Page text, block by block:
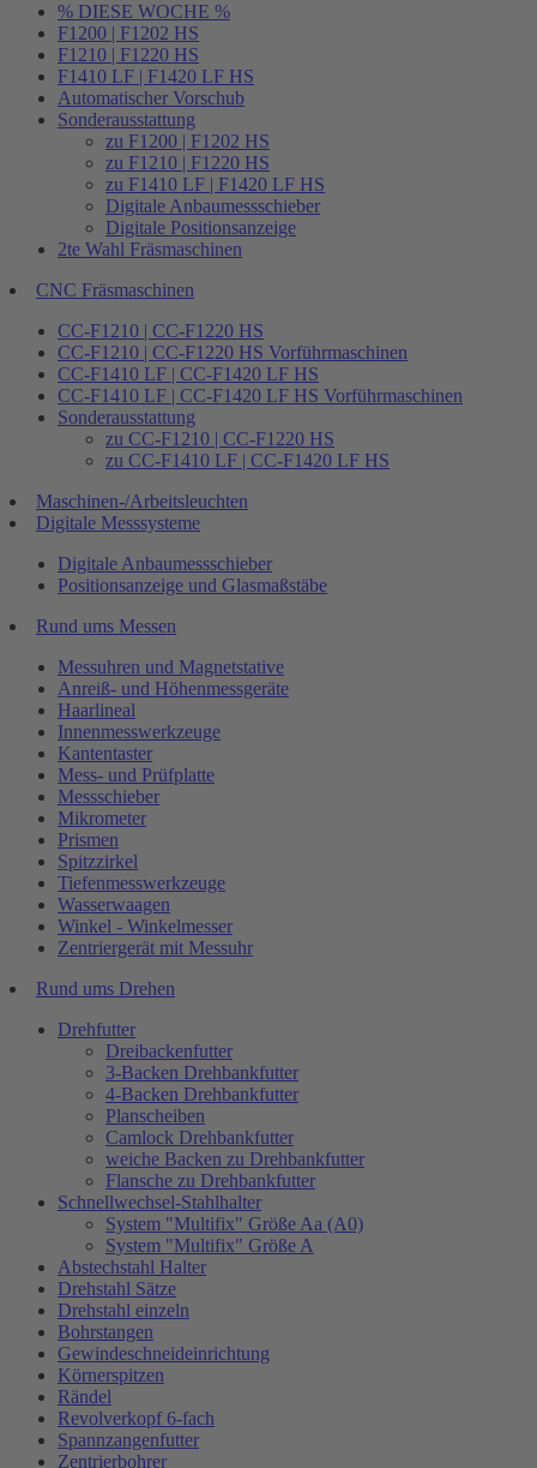
% DIESE WOCHE %
F1200 | F1202 HS
F1210 | F1220 HS
F1410 LF | F1420 LF HS
Automatischer Vorschub
Sonderausstattung
zu F1200 | F1202 HS
zu F1210 | F1220 HS
zu F1410 LF | F1420 LF HS
Digitale Anbaumessschieber
Digitale Positionsanzeige
2te Wahl Fräsmaschinen
CNC Fräsmaschinen
CC-F1210 | CC-F1220 HS
CC-F1210 | CC-F1220 HS Vorführmaschinen
CC-F1410 LF | CC-F1420 LF HS
CC-F1410 LF | CC-F1420 LF HS Vorführmaschinen
Sonderausstattung
zu CC-F1210 | CC-F1220 HS
zu CC-F1410 LF | CC-F1420 LF HS
Maschinen-/Arbeitsleuchten
Digitale Messsysteme
Digitale Anbaumessschieber
Positionsanzeige und Glasmaßstäbe
Rund ums Messen
Messuhren und Magnetstative
Anreiß- und Höhenmessgeräte
Haarlineal
Innenmesswerkzeuge
Kantentaster
Mess- und Prüfplatte
Messschieber
Mikrometer
Prismen
Spitzzirkel
Tiefenmesswerkzeuge
Wasserwaagen
Winkel - Winkelmesser
Zentriergerät mit Messuhr
Rund ums Drehen
Drehfutter
Dreibackenfutter
3-Backen Drehbankfutter
4-Backen Drehbankfutter
Planscheiben
Camlock Drehbankfutter
weiche Backen zu Drehbankfutter
Flansche zu Drehbankfutter
Schnellwechsel-Stahlhalter
System "Multifix" Größe Aa (A0)
System "Multifix" Größe A
Abstechstahl Halter
Drehstahl Sätze
Drehstahl einzeln
Bohrstangen
Gewindeschneideinrichtung
Körnerspitzen
Rändel
Revolverkopf 6-fach
Spannzangenfutter
Zentrierbohrer